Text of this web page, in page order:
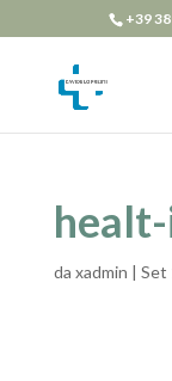
+39
da xadmin | Set